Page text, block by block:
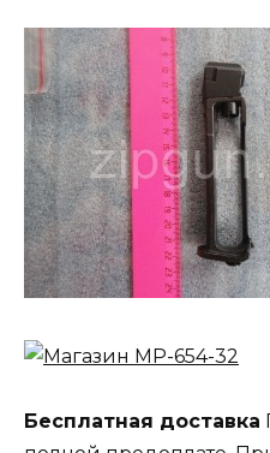
Бесплатная доставка